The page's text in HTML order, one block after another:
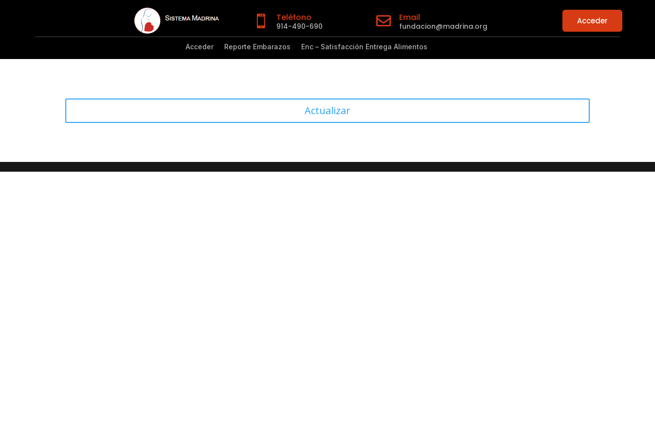
 Teléfono
914-490-690  Email
fundacion@madrina.org
Acceder
Acceder Reporte Embarazos Enc – Satisfacción Entrega Alimentos
Actualizar